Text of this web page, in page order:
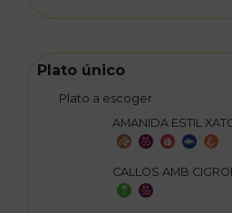
Plato único
Plato a escoger
AMANIDA ESTIL
CALLOS AMB